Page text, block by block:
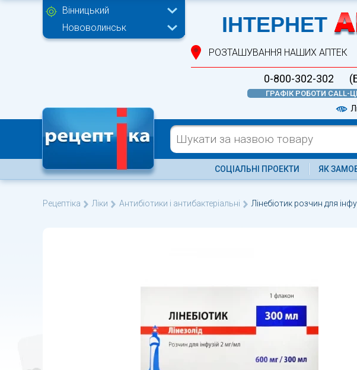
Вінницький
Нововолинськ
ІНТЕРНЕТ
РОЗТАШУВАННЯ НАШИХ АПТЕК
0-800-302-302
ГРАФІК РОБОТИ CALL-
СОЦІАЛЬНІ ПРОЕКТИ ЯК
Рецептіка Ліки Антибіотики і антибактеріальні Лінебіотик розчин для